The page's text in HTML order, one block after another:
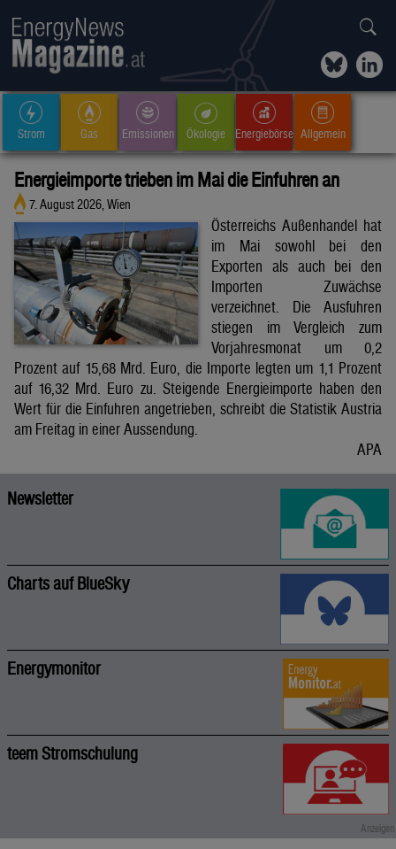
Strom Gas Emissionen Ökologie Energiebörse Allgemein
Energieimporte trieben im Mai die Einfuhren an
7. August 2026, Wien
Österreichs Außenhandel hat
im Mai sowohl bei den
Exporten als auch bei den
Importen Zuwächse
verzeichnet. Die Ausfuhren
stiegen im Vergleich zum
Vorjahresmonat um 0,2
Prozent auf 15,68 Mrd. Euro, die Importe legten um 1,1 Prozent
auf 16,32 Mrd. Euro zu. Steigende Energieimporte haben den
Wert für die Einfuhren angetrieben, schreibt die Statistik Austria
am Freitag in einer Aussendung.
APA
Newsletter
Charts auf BlueSky
Energymonitor
teem Stromschulung